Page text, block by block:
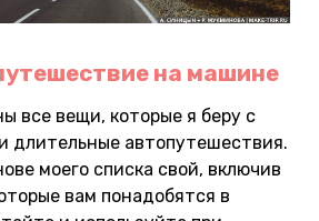
на машине
все вещи, которые я беру с
длительные автопутешествия.
моего списка свой, включив
вам понадобятся в